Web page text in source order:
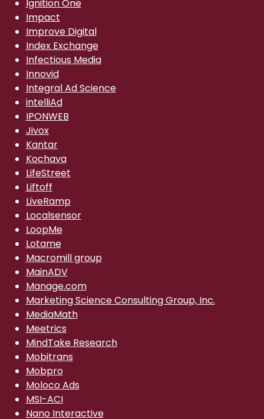
Ignition One
Impact
Improve Digital
Index Exchange
Infectious Media
Innovid
Integral Ad Science
intelliAd
IPONWEB
Jivox
Kantar
Kochava
LifeStreet
Liftoff
LiveRamp
Localsensor
LoopMe
Lotame
Macromill group
MainADV
Manage.com
Marketing Science Consulting Group, Inc.
MediaMath
Meetrics
MindTake Research
Mobitrans
Mobpro
Moloco Ads
MSI-ACI
Nano Interactive